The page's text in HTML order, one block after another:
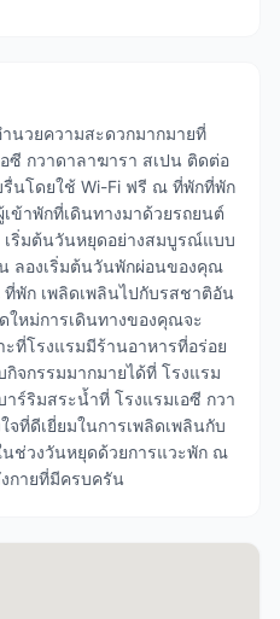
นวยความสะดวกมากมายที่
ซี กวาดาลาฆารา สเปน ติดต่อ
รื่นโดยใช้ Wi-Fi ฟรี ณ ที่พักที่พัก
ข้าพักที่เดินทางมาด้วยรถยนต์
ริ่มต้นวันหยุดอย่างสมบูรณ์แบบ
ลองเริ่มต้นวันพักผ่อนของคุณ
พัก เพลิดเพลินไปกับรสชาติอัน
หม่การเดินทางของคุณจะ
ที่โรงแรมมีร้านอาหารที่อร่อย
จกรรมมากมายได้ที่ โรงแรม
ร์ริมสระน้ำที่ โรงแรมเอซี กวา
จที่ดีเยี่ยมในการเพลิดเพลินกับ
นช่วงวันหยุดด้วยการแวะพัก ณ
กายที่มีครบครัน